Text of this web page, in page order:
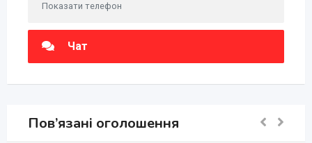
Показати телефон
Чат
Пов’язані оголошення